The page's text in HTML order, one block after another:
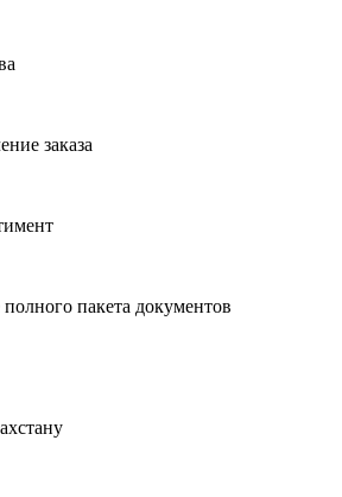
заказа
пакета документов